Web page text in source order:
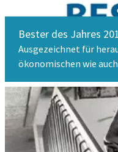
Bester des Jahres
Ausgezeichnet für
ökonomischen wie